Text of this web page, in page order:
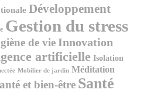
Développement
Gestion du stress
de vie Innovation
artificielle Isolation
Mobilier de jardin Méditation
et bien-être Santé